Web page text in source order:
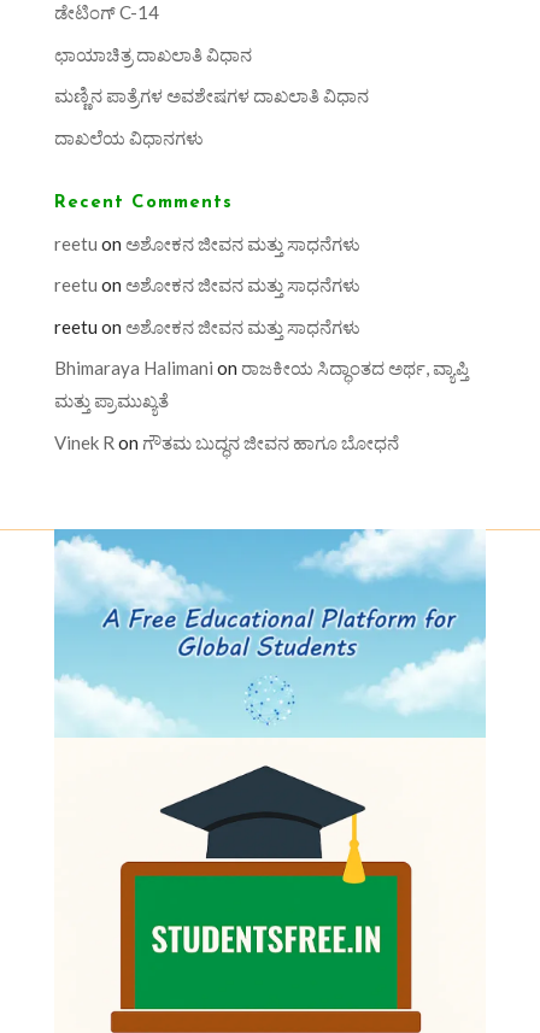
ಡೇಟಿಂಗ್ C-14
ಛಾಯಾಚಿತ್ರ ದಾಖಲಾತಿ ವಿಧಾನ
ಮಣ್ಣಿನ ಪಾತ್ರೆಗಳ ಅವಶೇಷಗಳ ದಾಖಲಾತಿ ವಿಧಾನ
ದಾಖಲೆಯ ವಿಧಾನಗಳು
Recent Comments
reetu on ಅಶೋಕನ ಜೀವನ ಮತ್ತು ಸಾಧನೆಗಳು
reetu on ಅಶೋಕನ ಜೀವನ ಮತ್ತು ಸಾಧನೆಗಳು
reetu on ಅಶೋಕನ ಜೀವನ ಮತ್ತು ಸಾಧನೆಗಳು
Bhimaraya Halimani on ರಾಜಕೀಯ ಸಿದ್ಧಾಂತದ ಅರ್ಥ, ವ್ಯಾಪ್ತಿ
ಮತ್ತು ಪ್ರಾಮುಖ್ಯತೆ
Vinek R on ಗೌತಮ ಬುದ್ಧನ ಜೀವನ ಹಾಗೂ ಬೋಧನೆ